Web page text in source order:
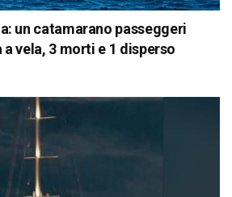
un catamarano passeggeri
vela, 3 morti e 1 disperso